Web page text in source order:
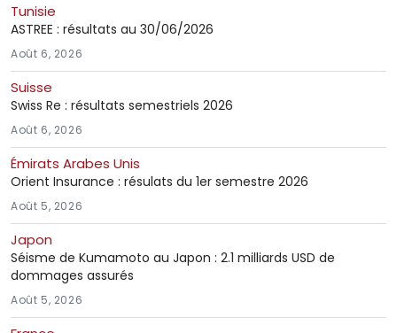
Tunisie
ASTREE : résultats au 30/06/2026
Août 6, 2026
Suisse
Swiss Re : résultats semestriels 2026
Août 6, 2026
Émirats Arabes Unis
Orient Insurance : résulats du 1er semestre 2026
Août 5, 2026
Japon
Séisme de Kumamoto au Japon : 2.1 milliards USD de
dommages assurés
Août 5, 2026